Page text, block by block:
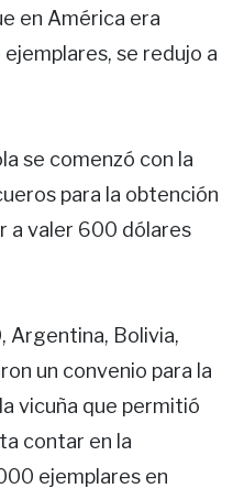
en América era
se redujo a
se comenzó con la
para la obtención
a valer 600 dólares
Argentina, Bolivia,
un convenio para la
vicuña que permitió
contar en la
ejemplares en